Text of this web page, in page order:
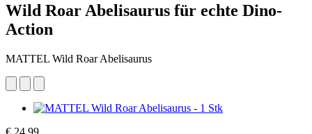
Wild Roar Abelisaurus für echte Dino-
Action
MATTEL Wild Roar Abelisaurus
€ 24,99